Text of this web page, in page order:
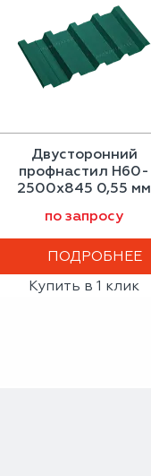
Двусторонний
профнастил Н60-
2500х845 0,55 мм
по запросу
ПОДРОБНЕЕ
Купить в 1 клик